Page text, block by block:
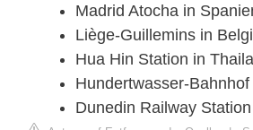
Madrid Atocha in
Liège-Guillemins in
Hua Hin Station in
Hundertwasser-
Dunedin Railway